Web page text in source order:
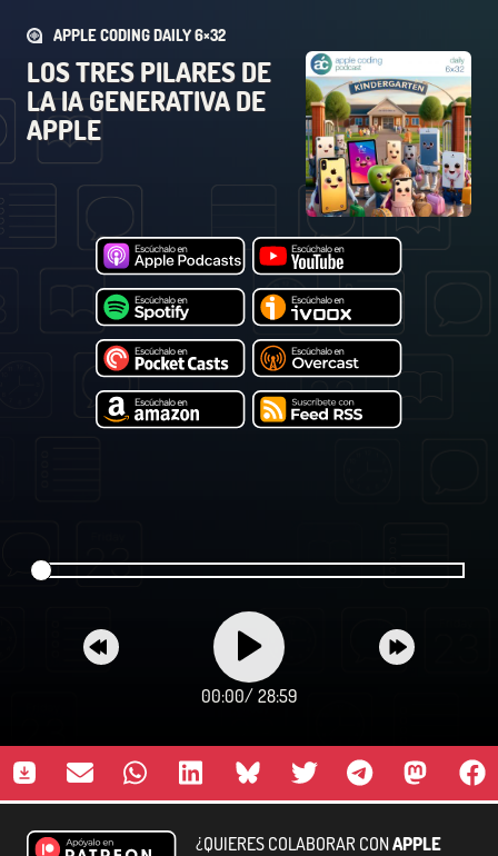
APPLE CODING DAILY 6×32
LOS TRES PILARES DE
LA IA GENERATIVA DE
APPLE
00:00/ 28:59
¿QUIERES COLABORAR CONAPPLE